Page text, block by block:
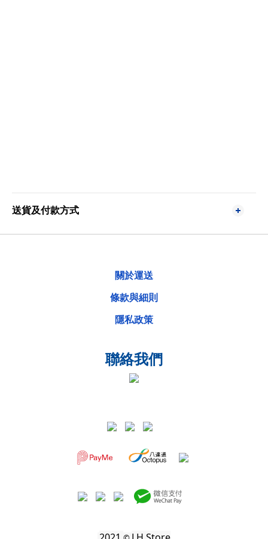
送貨及付款方式
關於運送
條款與細則
隱私政策
聯絡我們